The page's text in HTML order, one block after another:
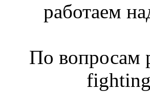
работаем
По вопросам